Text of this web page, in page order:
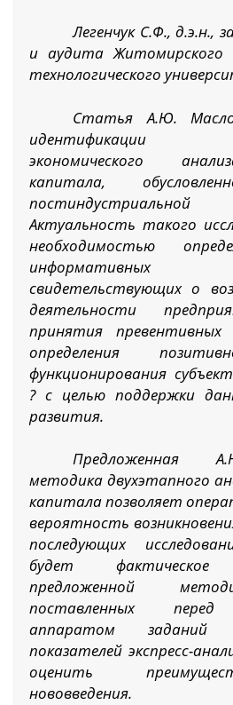
Легенчук С.Ф., д.э.н.,
и аудита Житомирского
технологического
Статья А.Ю.
идентификации
экономического
капитала,
Актуальность такого
необходимостью
информативных
свидетельствующих о
деятельности
принятия
определения
функционирования
? с целью поддержки
развития.
Предложенная
методика двухэтапного
капитала позволяет
вероятность
последующих
будет фактическое
предложенной
поставленных перед
аппаратом заданий
показателей экспресс-
оценить
нововведения.